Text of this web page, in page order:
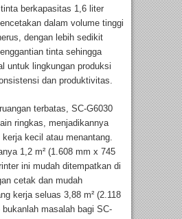
berkapasitas 1,6 liter
dalam volume tinggi
dengan lebih sedikit
tinta sehingga
untuk lingkungan produksi
dan produktivitas.
terbatas, SC-G6030
ringkas, menjadikannya
kecil atau menantang.
1,2 m² (1.608 mm x 745
ini mudah ditempatkan di
cetak dan mudah
kerja seluas 3,88 m² (2.118
masalah bagi SC-